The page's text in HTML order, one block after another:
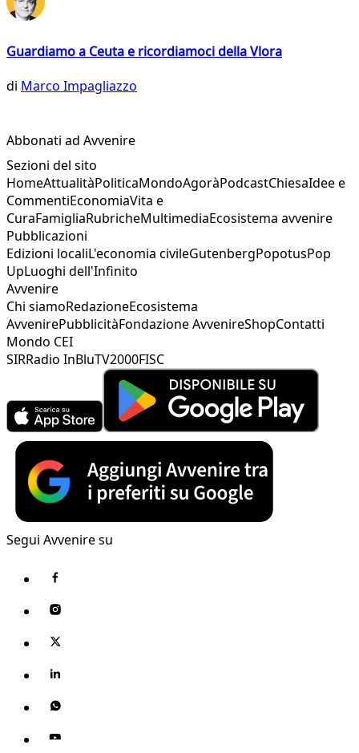
Guardiamo a Ceuta e ricordiamoci della Vlora
di Marco Impagliazzo
Abbonati ad Avvenire
Sezioni del sito
HomeAttualitàPoliticaMondoAgoràPodcastChiesaIdee e
CommentiEconomiaVita e
CuraFamigliaRubricheMultimediaEcosistema avvenire
Pubblicazioni
Edizioni localiL'economia civileGutenbergPopotusPop
UpLuoghi dell'Infinito
Avvenire
Chi siamoRedazioneEcosistema
AvvenirePubblicitàFondazione AvvenireShopContatti
Mondo CEI
SIRRadio InBluTV2000FISC
Segui Avvenire su